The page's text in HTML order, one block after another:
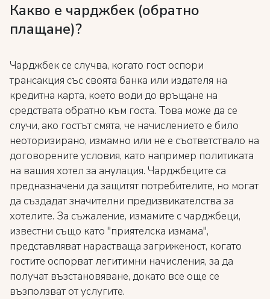
Какво е чарджбек (обратно
плащане)?
Чарджбек се случва, когато гост оспори
трансакция със своята банка или издателя на
кредитна карта, което води до връщане на
средствата обратно към госта. Това може да се
случи, ако гостът смята, че начислението е било
неоторизирано, измамно или не е съответствало на
договорените условия, като например политиката
на вашия хотел за анулация. Чарджбеците са
предназначени да защитят потребителите, но могат
да създадат значителни предизвикателства за
хотелите. За съжаление, измамите с чарджбеци,
известни също като "приятелска измама",
представляват нарастваща загриженост, когато
гостите оспорват легитимни начисления, за да
получат възстановяване, докато все още се
възползват от услугите.